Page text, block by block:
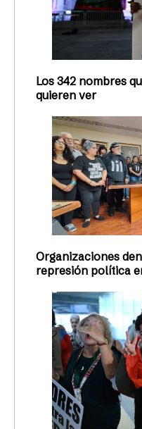
Los 342 nombres
quieren ver
Organizaciones
represión política